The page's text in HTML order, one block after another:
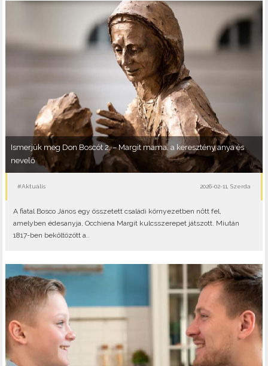
Ismerjük meg Don Boscót 2. – Margit mama, a keresztény anya és
nevelő
#Aktuális 2026-02-11, Szerda
A fiatal Bosco János egy összetett családi környezetben nőtt fel,
amelyben édesanyja, Occhiena Margit kulcsszerepet játszott. Miután
1817-ben beköltözött a..